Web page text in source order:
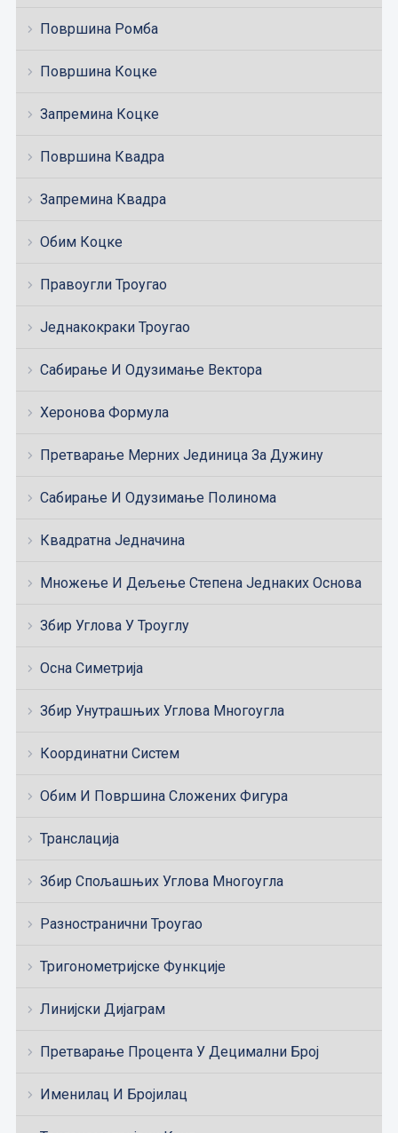
Површина Ромба
Површина Коцке
Запремина Коцке
Површина Квадра
Запремина Квадра
Обим Коцке
Правоугли Троугао
Једнакокраки Троугао
Сабирање И Одузимање Вектора
Херонова Формула
Претварање Мерних Јединица За Дужину
Сабирање И Одузимање Полинома
Квадратна Једначина
Множење И Дељење Степена Једнаких Основа
Збир Углова У Троуглу
Осна Симетрија
Збир Унутрашњих Углова Многоугла
Координатни Систем
Обим И Површина Сложених Фигура
Транслација
Збир Спољашњих Углова Многоугла
Разностранични Троугао
Тригонометријске Функције
Линијски Дијаграм
Претварање Процента У Децимални Број
Именилац И Бројилац